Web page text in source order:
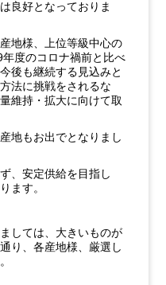
良好となっておりま
地様、上位等級中心の
年度のコロナ禍前と比べ
後も継続する見込みと
法に挑戦をされるな
維持・拡大に向けて取
地もお出でとなりまし
、安定供給を目指し
ます。
しては、大きいものが
り、各産地様、厳選し